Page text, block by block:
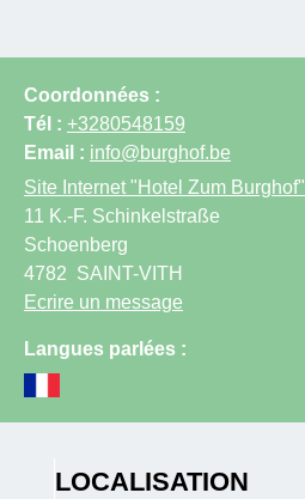
Coordonnées :
Tél : +3280548159
Email : info@burghof.be
Site Internet "Hotel Zum Burghof"
11 K.-F. Schinkelstraße
Schoenberg
4782 SAINT-VITH
Ecrire un message
Langues parlées :
LOCALISATION